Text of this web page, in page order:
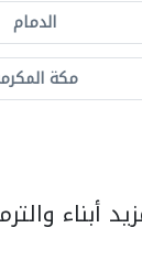
الدمام
مكة
أبناء